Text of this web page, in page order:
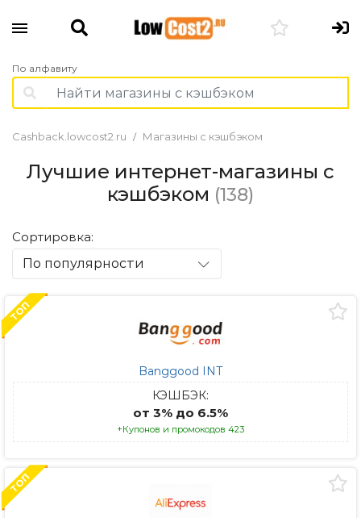
По алфавиту
Cashback.lowcost2.ru Магазины с кэшбэком
Лучшие интернет-магазины с
кэшбэком (138)
Сортировка:
По популярности
ТОП
Banggood INT
КЭШБЭК:
от 3% до 6.5%
+Купонов и промокодов 423
ТОП